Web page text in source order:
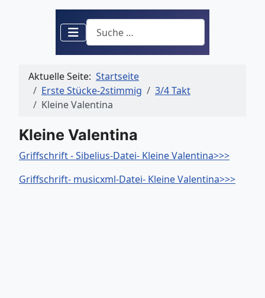
Suchen
Aktuelle Seite: Startseite
Erste Stücke-2stimmig
3/4 Takt
Kleine Valentina
Kleine Valentina
Griffschrift - Sibelius-Datei- Kleine Valentina>>>
Griffschrift- musicxml-Datei- Kleine Valentina>>>